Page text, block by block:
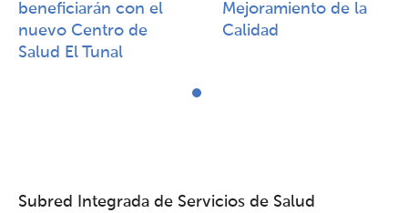
beneficiarán con el
nuevo Centro de
Salud El Tunal
Mejoramiento de la
Calidad​​
Subred Integrada de Servicios de Salud